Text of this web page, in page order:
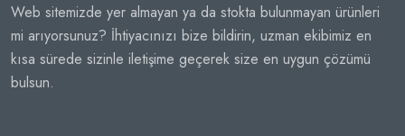
Web sitemizde yer almayan ya da stokta bulunmayan ürünleri
mi arıyorsunuz? İhtiyacınızı bize bildirin, uzman ekibimiz en
kısa sürede sizinle iletişime geçerek size en uygun çözümü
bulsun.